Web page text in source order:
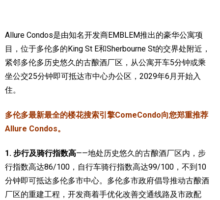
定居安大略省
安大略省免费医疗保险
加拿大的福利制度
Allure Condos是由知名开发商EMBLEM推出的豪华公寓项
目，位于多伦多的King St E和Sherbourne St的交界处附近，
紧邻多伦多历史悠久的古酿酒厂区，从公寓开车5分钟或乘
坐公交25分钟即可抵达市中心办公区，2029年6月开始入
住。
多伦多最新最全的楼花搜索引擎ComeCondo向您郑重推荐
Allure Condos。
1. 步行及骑行指数高——地处历史悠久的古酿酒厂区内，步
行指数高达86/100，自行车骑行指数高达99/100，不到10
分钟即可抵达多伦多市中心。 多伦多市政府倡导推动古酿酒
厂区的重建工程，开发商着手优化改善交通线路及市政配